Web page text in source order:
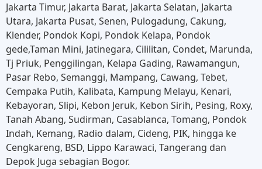
Jakarta Timur, Jakarta Barat, Jakarta Selatan, Jakarta
Utara, Jakarta Pusat, Senen, Pulogadung, Cakung,
Klender, Pondok Kopi, Pondok Kelapa, Pondok
gede,Taman Mini, Jatinegara, Cililitan, Condet, Marunda,
Tj Priuk, Penggilingan, Kelapa Gading, Rawamangun,
Pasar Rebo, Semanggi, Mampang, Cawang, Tebet,
Cempaka Putih, Kalibata, Kampung Melayu, Kenari,
Kebayoran, Slipi, Kebon Jeruk, Kebon Sirih, Pesing, Roxy,
Tanah Abang, Sudirman, Casablanca, Tomang, Pondok
Indah, Kemang, Radio dalam, Cideng, PIK, hingga ke
Cengkareng, BSD, Lippo Karawaci, Tangerang dan
Depok Juga sebagian Bogor.